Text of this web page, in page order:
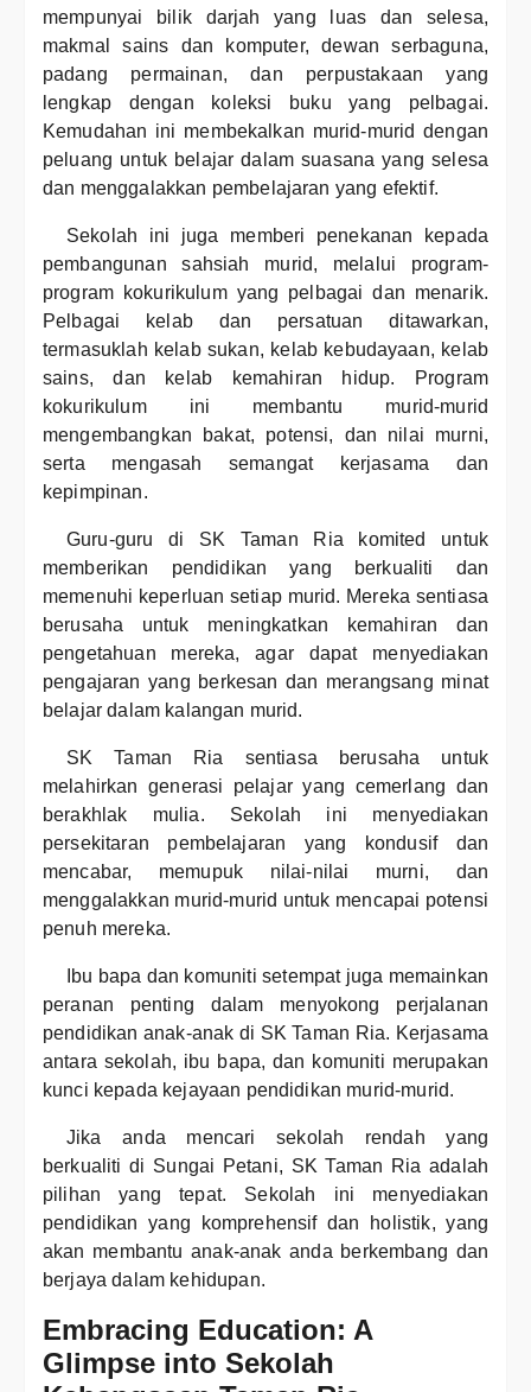
mempunyai bilik darjah yang luas dan selesa,
makmal sains dan komputer, dewan serbaguna,
padang permainan, dan perpustakaan yang
lengkap dengan koleksi buku yang pelbagai.
Kemudahan ini membekalkan murid-murid dengan
peluang untuk belajar dalam suasana yang selesa
dan menggalakkan pembelajaran yang efektif.
Sekolah ini juga memberi penekanan kepada
pembangunan sahsiah murid, melalui program-
program kokurikulum yang pelbagai dan menarik.
Pelbagai kelab dan persatuan ditawarkan,
termasuklah kelab sukan, kelab kebudayaan, kelab
sains, dan kelab kemahiran hidup. Program
kokurikulum ini membantu murid-murid
mengembangkan bakat, potensi, dan nilai murni,
serta mengasah semangat kerjasama dan
kepimpinan.
Guru-guru di SK Taman Ria komited untuk
memberikan pendidikan yang berkualiti dan
memenuhi keperluan setiap murid. Mereka sentiasa
berusaha untuk meningkatkan kemahiran dan
pengetahuan mereka, agar dapat menyediakan
pengajaran yang berkesan dan merangsang minat
belajar dalam kalangan murid.
SK Taman Ria sentiasa berusaha untuk
melahirkan generasi pelajar yang cemerlang dan
berakhlak mulia. Sekolah ini menyediakan
persekitaran pembelajaran yang kondusif dan
mencabar, memupuk nilai-nilai murni, dan
menggalakkan murid-murid untuk mencapai potensi
penuh mereka.
Ibu bapa dan komuniti setempat juga memainkan
peranan penting dalam menyokong perjalanan
pendidikan anak-anak di SK Taman Ria. Kerjasama
antara sekolah, ibu bapa, dan komuniti merupakan
kunci kepada kejayaan pendidikan murid-murid.
Jika anda mencari sekolah rendah yang
berkualiti di Sungai Petani, SK Taman Ria adalah
pilihan yang tepat. Sekolah ini menyediakan
pendidikan yang komprehensif dan holistik, yang
akan membantu anak-anak anda berkembang dan
berjaya dalam kehidupan.
Embracing Education: A
Glimpse into Sekolah